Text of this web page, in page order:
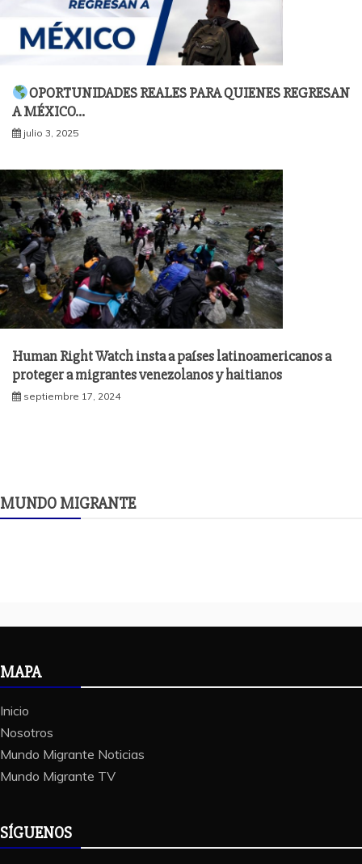
OPORTUNIDADES REALES PARA QUIENES REGRESAN
A MÉXICO…
julio 3, 2025
Human Right Watch insta a países latinoamericanos a
proteger a migrantes venezolanos y haitianos
septiembre 17, 2024
MUNDO MIGRANTE
MAPA
Inicio
Nosotros
Mundo Migrante Noticias
Mundo Migrante TV
SÍGUENOS